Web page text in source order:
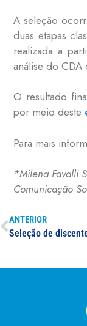
A seleção
duas etapas
realizada a
análise do CDA
O resultado
por meio deste
Para mais
*Milena Favalli
Comunicação
ANTERIOR